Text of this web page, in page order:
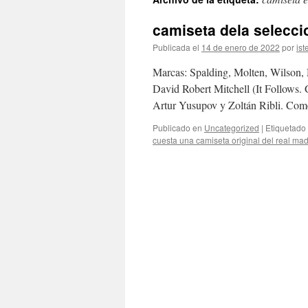
contenido
camiseta dela
Publicada el 14 de enero de 2022 por
Marcas: Spalding, Molten,
David Robert Mitchell (It Follows.
Artur Yusupov y Zoltán Ribli.
Publicado en Uncategorized | Etiquetado
cuesta una camiseta original del real